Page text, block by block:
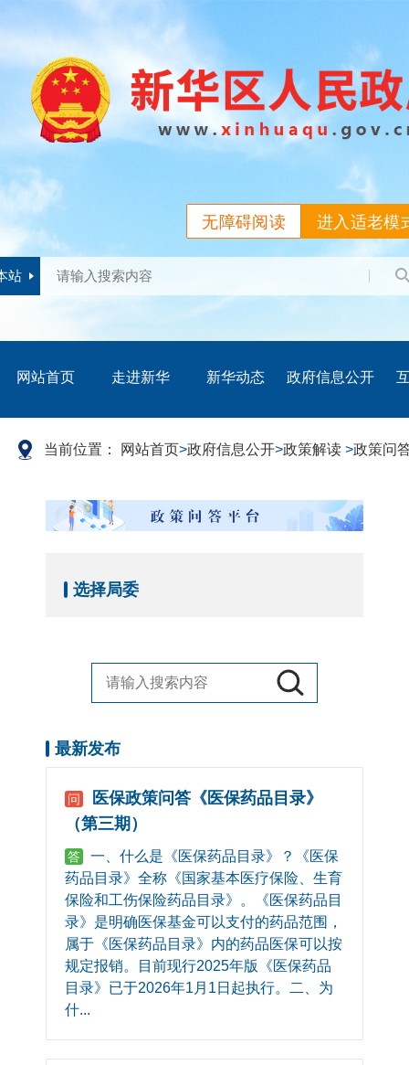
进入适老模
无障碍阅读
站
网站首页 走进新华 新华动态 政府信息公开
当前位置： 网站首页>政府信息公开>政策解读 >政策问
选择局委
最新发布
问
医保政策问答《医保药品目录》
（第三期）
答
一、什么是《医保药品目录》？《医保
药品目录》全称《国家基本医疗保险、生育
保险和工伤保险药品目录》。《医保药品目
录》是明确医保基金可以支付的药品范围，
属于《医保药品目录》内的药品医保可以按
规定报销。目前现行2025年版《医保药品
目录》已于2026年1月1日起执行。二、为
什...